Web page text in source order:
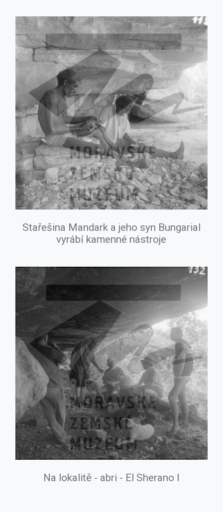
Stařešina Mandark a jeho syn Bungarial
vyrábí kamenné nástroje
Na lokalitě - abri - El Sherano I